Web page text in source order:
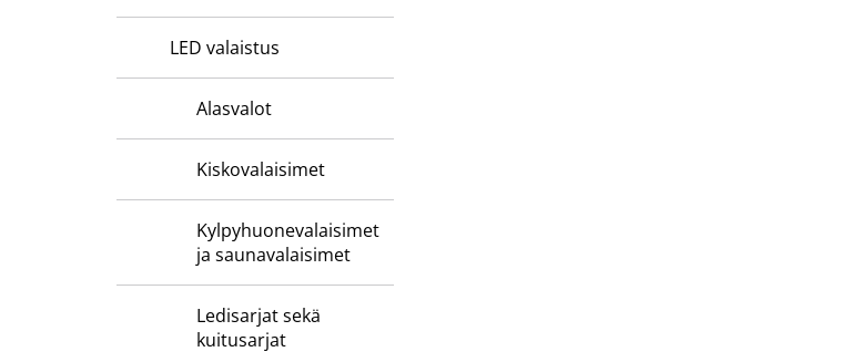
LED valaistus
Alasvalot
Kiskovalaisimet
Kylpyhuone­valaisimet
ja saunavalaisimet
Ledisarjat sekä
kuitusarjat